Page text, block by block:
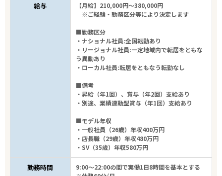
給与
【月給】210,000円～380,000円
※ご経験・勤務区分等により決定します
■勤務区分
・ナショナル社員:全国転勤あり
・リージョナル社員:一定地域内で転居をともな
う異動あり
・ローカル社員:転居をともなう転勤なし
■備考
・昇給（年1回）、賞与（年2回）支給あり
・別途、業績連動型賞与（年1回）支給あり
■モデル年収
・一般社員（26歳）年収400万円
・店長職（29歳）年収480万円
・SV（35歳）年収580万円
勤務時間
9:00～22:00の間で実働1日8時間を基本とする